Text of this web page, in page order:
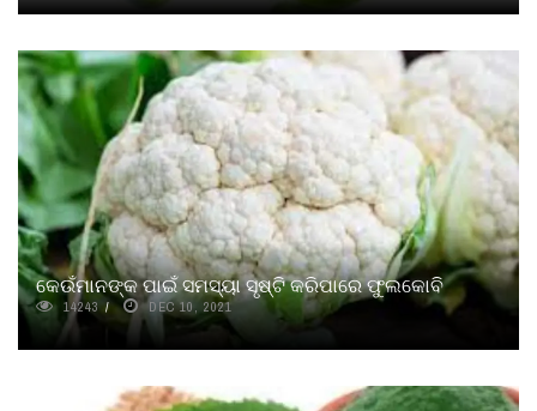
କେଉଁମାନଙ୍କ ପାଇଁ ସମସ୍ୟା ସୃଷ୍ଟି କରିପାରେ ଫୁଲକୋବି
14243 DEC 10, 2021